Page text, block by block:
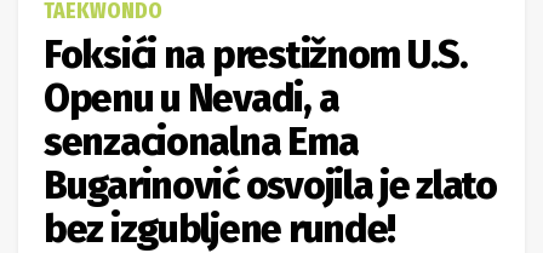
TAEKWONDO
Foksići na prestižnom U.S.
Openu u Nevadi, a
senzacionalna Ema
Bugarinović osvojila je zlato
bez izgubljene runde!